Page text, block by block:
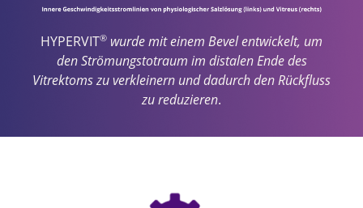
HYPERVIT® wurde mit einem Bevel entwickelt, um
den Strömungstotraum im distalen Ende des
Vitrektoms zu verkleinern und dadurch den Rückfluss
zu reduzieren.